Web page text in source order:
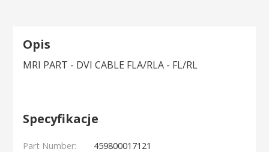
Opis
MRI PART - DVI CABLE FLA/RLA - FL/RL
Specyfikacje
Part Number:
459800017121